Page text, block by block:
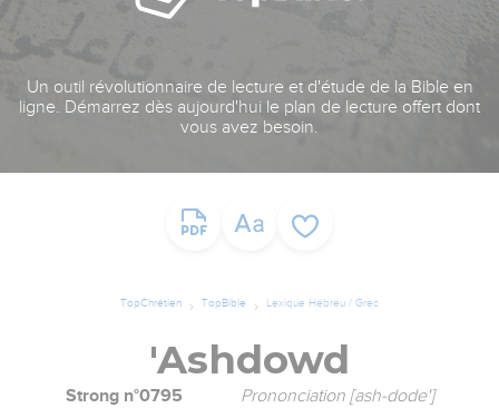
Un outil révolutionnaire de lecture et d'étude de la Bible en
ligne. Démarrez dès aujourd'hui le plan de lecture offert dont
vous avez besoin.
TopChrétien TopBible Lexique Hébreu / Grec
'Ashdowd
Strong n°0795 Prononciation [ash-dode']